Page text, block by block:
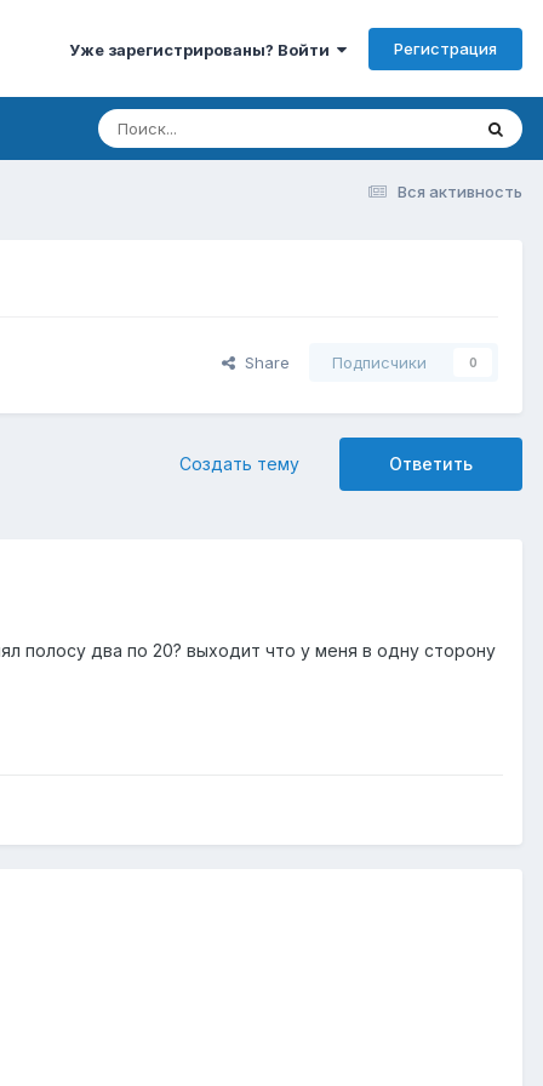
Уже зарегистрированы? Войти Регистрация
Вся активность
Share Подписчики 0
Ответить
Создать тему
полосу два по 20? выходит что у меня в одну сторону